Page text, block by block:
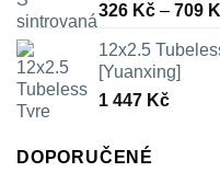
326 Kč – 709
12x2.5
[Yuanxing]
1 447 Kč
DOPORUČENÉ